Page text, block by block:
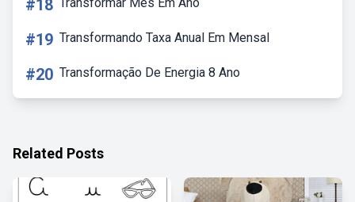
#18
#19 Transformando Taxa Anual Em Mensal
#20 Transformação De Energia 8 Ano
Related Posts